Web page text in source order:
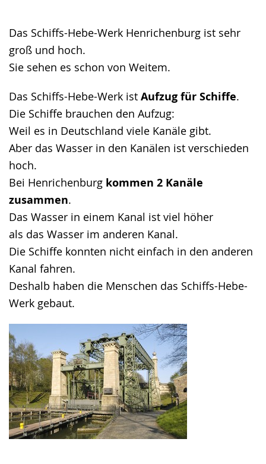
the
text
in
language.
Das Schiffs-Hebe-Werk Henrichenburg ist sehr
groß und hoch.
Sie sehen es schon von Weitem.
Das Schiffs-Hebe-Werk ist Aufzug für Schiffe.
Die Schiffe brauchen den Aufzug:
Weil es in Deutschland viele Kanäle gibt.
Aber das Wasser in den Kanälen ist verschieden
hoch.
Bei Henrichenburg kommen 2 Kanäle
zusammen.
Das Wasser in einem Kanal ist viel höher
​​​​​​​als das Wasser im anderen Kanal.
Die Schiffe konnten nicht einfach in den anderen
Kanal fahren.
Deshalb haben die Menschen das Schiffs-Hebe-
Werk gebaut.